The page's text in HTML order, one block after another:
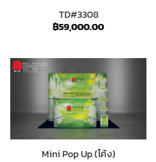
TD#3308
฿59,000.00
Mini Pop Up (โค้ง)